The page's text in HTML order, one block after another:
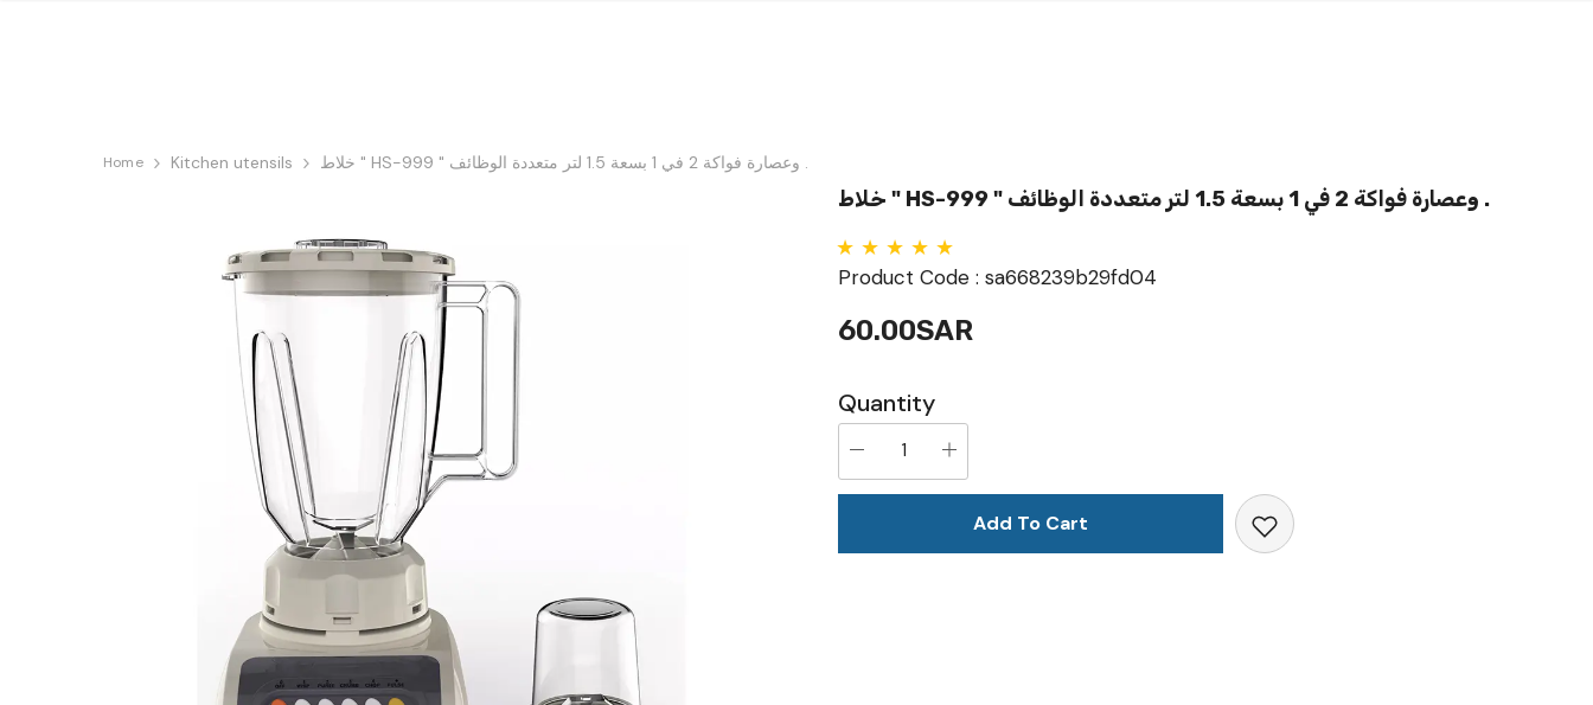
Home Kitchen utensils خلاط " HS-999 " وعصارة فواكة 2 في 1 بسعة 1.5 لتر متعددة الوظائف .
خلاط " HS-999 " وعصارة فواكة 2 في 1 بسعة 1.5 لتر متعددة الوظائف .
Product Code : sa668239b29fd04
60.00SAR
Quantity
Add To Cart